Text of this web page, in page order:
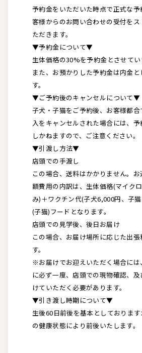
予約金をいただいた時点で正式な予
客様からのお問い合わせの受付をス
ただきます。
▼予約金について▼
生体価格の30%を予約金とさせてい
また、お預かりした予約金は内金と
す。
▼ご予約後のキャンセルについて▼
子犬・子猫をご予約後、お客様都
入をキャンセルされた場合には、
しかねますので、ご注意ください。
▼引渡し方法▼
店頭での手渡し
この場合、送料はかかりません。
額費用の内訳は、生体価格(マイク
み)＋ワクチン代(子犬6,000円、子
(子猫)フードとなります。
店頭での見学後、後日お届け
この場合、お届け場所に応じた出
す。
※お届けでお迎えいただく場合には
に必ず一度、店頭での現物確認、
けていただく必要があります。
▼引き渡し時期について▼
生後60日前後を基本としておりま
の健康状態により前後いたします。